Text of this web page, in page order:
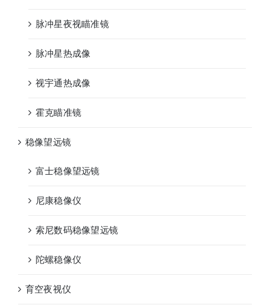
脉冲星夜视瞄准镜
脉冲星热成像
视宇通热成像
霍克瞄准镜
稳像望远镜
富士稳像望远镜
尼康稳像仪
索尼数码稳像望远镜
陀螺稳像仪
育空夜视仪